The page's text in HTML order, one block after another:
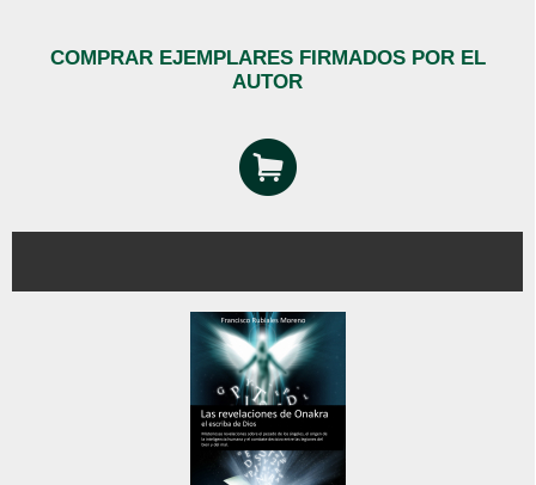
COMPRAR EJEMPLARES FIRMADOS POR EL
AUTOR